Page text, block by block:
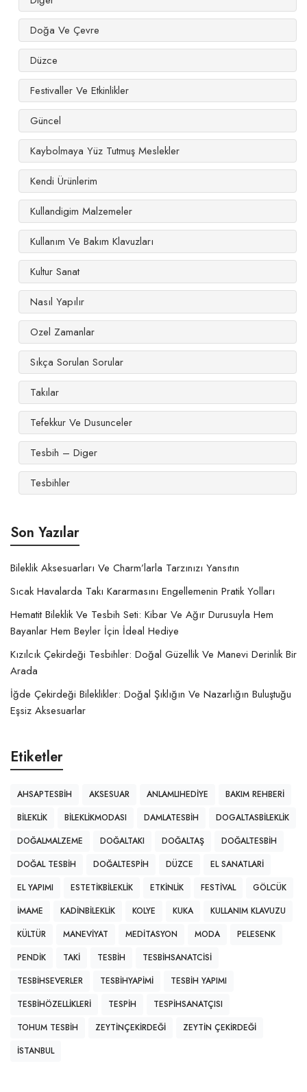
Doğa Ve Çevre
Düzce
Festivaller Ve Etkinlikler
Güncel
Kaybolmaya Yüz Tutmuş Meslekler
Kendi Ürünlerim
Kullandigim Malzemeler
Kullanım Ve Bakım Klavuzları
Kultur Sanat
Nasıl Yapılır
Ozel Zamanlar
Sıkça Sorulan Sorular
Takılar
Tefekkur Ve Dusunceler
Tesbih – Diger
Tesbihler
Son Yazılar
Bileklik Aksesuarları Ve Charm’larla Tarzınızı Yansıtın
Sıcak Havalarda Takı Kararmasını Engellemenin Pratik Yolları
Hematit Bileklik Ve Tesbih Seti: Kibar Ve Ağır Durusuyla Hem
Bayanlar Hem Beyler İçin İdeal Hediye
Kızılcık Çekirdeği Tesbihler: Doğal Güzellik Ve Manevi Derinlik Bir
Arada
İğde Çekirdeği Bileklikler: Doğal Şıklığın Ve Nazarlığın Buluştuğu
Eşsiz Aksesuarlar
Etiketler
AHSAPTESBIH AKSESUAR ANLAMLIHEDIYE
BAKIM REHBERI
BILEKLIK
BILEKLIKMODASI DAMLATESBIH
DOGALTASBILEKLIK
DOĞALMALZEME
DOĞALTAKI DOĞALTAŞ
DOĞALTESBIH
DOĞAL TESBIH
DOĞALTESPIH DÜZCE
EL SANATLARI
EL YAPIMI
ESTETIKBILEKLIK ETKINLIK FESTIVAL
GÖLCÜK
IMAME
KADINBILEKLIK KOLYE KUKA
KULLANIM KLAVUZU
KÜLTÜR
MANEVIYAT MEDITASYON MODA
PELESENK
PENDIK
TAKI TESBIH
TESBIHSANATCISI
TESBIHSEVERLER
TESBIHYAPIMI
TESBIH YAPIMI
TESBIHÖZELLIKLERI
TESPIH
TESPIHSANATÇISI
TOHUM TESBIH
ZEYTINÇEKIRDEĞI
ZEYTIN ÇEKIRDEĞI
İSTANBUL